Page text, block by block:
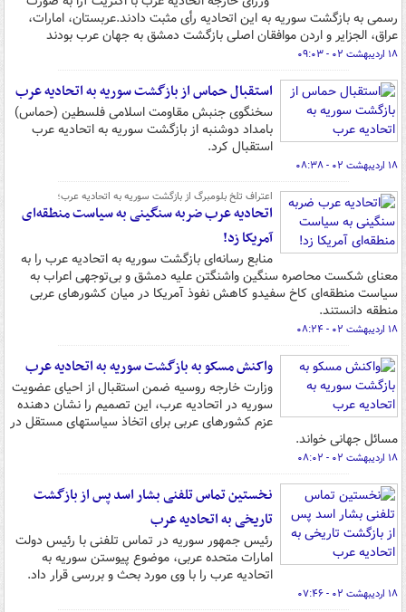
رسمی به بازگشت سوریه به این اتحادیه رأی مثبت دادند.عربستان، امارات،
عراق، الجزایر و اردن موافقان اصلی بازگشت دمشق به جهان عرب بودند
۱۸ اردیبهشت ۰۲ - ۰۹:۰۳
استقبال حماس از بازگشت سوریه به اتحادیه عرب
سخنگوی جنبش مقاومت اسلامی فلسطین (حماس)
بامداد دوشنبه از بازگشت سوریه به اتحادیه عرب
استقبال کرد.
۱۸ اردیبهشت ۰۲ - ۰۸:۳۸
اعتراف تلخ بلومبرگ از بازگشت سوریه به اتحادیه عرب؛
اتحادیه عرب ضربه سنگینی به سیاست منطقه‌ای
آمریکا زد!
منابع رسانه‌ای بازگشت سوریه به اتحادیه عرب را به
معنای شکست محاصره سنگین واشنگتن علیه دمشق و بی‌توجهی اعراب به
سیاست منطقه‌ای کاخ سفیدو کاهش نفوذ آمریکا در میان کشورهای عربی
منطقه دانستند.
۱۸ اردیبهشت ۰۲ - ۰۸:۲۴
واکنش مسکو به بازگشت سوریه به اتحادیه عرب
وزارت خارجه روسیه ضمن استقبال از احیای عضویت
سوریه در اتحادیه عرب، این تصمیم را نشان دهنده
عزم کشورهای عربی برای اتخاذ سیاستهای مستقل در
مسائل جهانی خواند.
۱۸ اردیبهشت ۰۲ - ۰۸:۰۲
نخستین تماس تلفنی بشار اسد پس از بازگشت
تاریخی به اتحادیه عرب
رئیس جمهور سوریه در تماس تلفنی با رئیس دولت
امارات متحده عربی، موضوع پیوستن سوریه به
اتحادیه عرب را با وی مورد بحث و بررسی قرار داد.
۱۸ اردیبهشت ۰۲ - ۰۷:۴۶